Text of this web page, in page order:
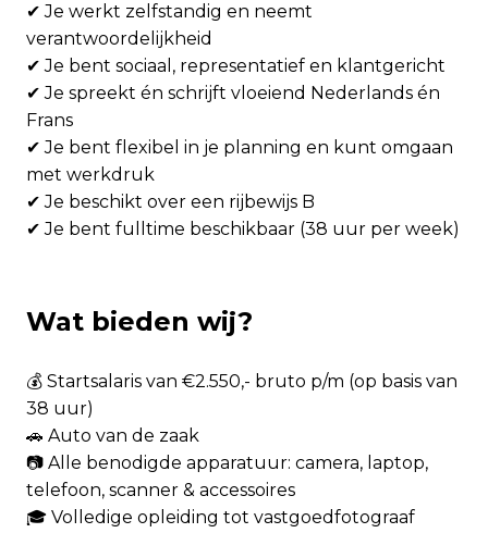
✔ Je werkt zelfstandig en neemt
verantwoordelijkheid
✔ Je bent sociaal, representatief en klantgericht
✔ Je spreekt én schrijft vloeiend Nederlands én
Frans
✔ Je bent flexibel in je planning en kunt omgaan
met werkdruk
✔ Je beschikt over een rijbewijs B
✔ Je bent fulltime beschikbaar (38 uur per week)
Wat bieden wij?
💰 Startsalaris van €2.550,- bruto p/m (op basis van
38 uur)
🚗 Auto van de zaak
📷 Alle benodigde apparatuur: camera, laptop,
telefoon, scanner & accessoires
🎓 Volledige opleiding tot vastgoedfotograaf